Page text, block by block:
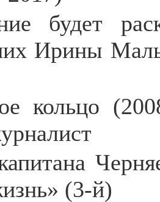
будет
Ирины
кольцо
(3-й)